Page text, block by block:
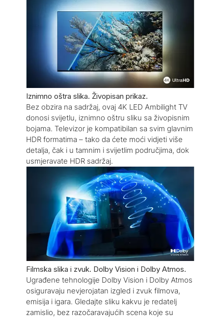
Iznimno oštra slika. Živopisan prikaz.
Bez obzira na sadržaj, ovaj 4K LED Ambilight TV
donosi svijetlu, iznimno oštru sliku sa živopisnim
bojama. Televizor je kompatibilan sa svim glavnim
HDR formatima – tako da ćete moći vidjeti više
detalja, čak i u tamnim i svijetlim područjima, dok
usmjeravate HDR sadržaj.
Filmska slika i zvuk. Dolby Vision i Dolby Atmos.
Ugrađene tehnologije Dolby Vision i Dolby Atmos
osiguravaju nevjerojatan izgled i zvuk filmova,
emisija i igara. Gledajte sliku kakvu je redatelj
zamislio, bez razočaravajućih scena koje su